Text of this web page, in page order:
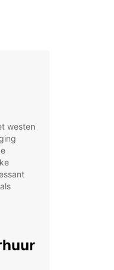
westen